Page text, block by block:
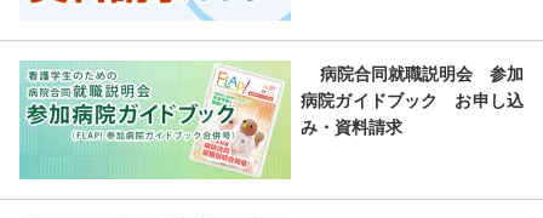
病院合同就職説明会 参加
病院ガイドブック お申し込
み・資料請求